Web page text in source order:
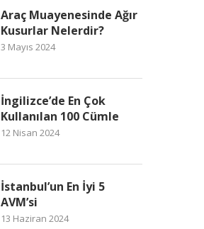
Araç Muayenesinde Ağır
Kusurlar Nelerdir?
3 Mayıs 2024
İngilizce’de En Çok
Kullanılan 100 Cümle
12 Nisan 2024
İstanbul’un En İyi 5
AVM’si
13 Haziran 2024